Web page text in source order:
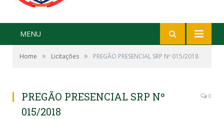
MENU
Home » Licitações » PREGÃO PRESENCIAL SRP Nº 015/2018
PREGÃO PRESENCIAL SRP Nº
015/2018
0